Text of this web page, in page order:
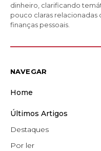
dinheiro, clarificando
pouco claras
finanças pessoais.
NAVEGAR
Home
Últimos Artigos
Destaques
Por ler